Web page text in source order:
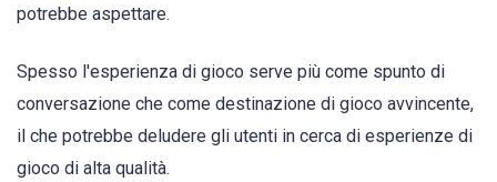
potrebbe aspettare.
Spesso l'esperienza di gioco serve più come spunto di
conversazione che come destinazione di gioco avvincente,
il che potrebbe deludere gli utenti in cerca di esperienze di
gioco di alta qualità.